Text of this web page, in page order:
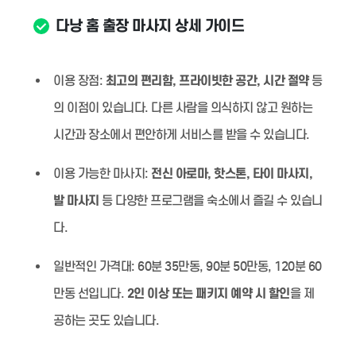
다낭 홈 출장 마사지 상세 가이드
이용 장점: 최고의 편리함, 프라이빗한 공간, 시간 절약등
의 이점이 있습니다. 다른 사람을 의식하지 않고 원하는
시간과 장소에서 편안하게 서비스를 받을 수 있습니다.
이용 가능한 마사지: 전신 아로마, 핫스톤, 타이 마사지,
발 마사지 등 다양한 프로그램을 숙소에서 즐길 수 있습니
다.
일반적인 가격대: 60분 35만동, 90분 50만동, 120분 60
만동 선입니다. 2인 이상 또는 패키지 예약 시 할인을 제
공하는 곳도 있습니다.